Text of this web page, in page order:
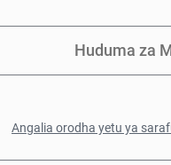
Huduma za
Angalia orodha yetu ya